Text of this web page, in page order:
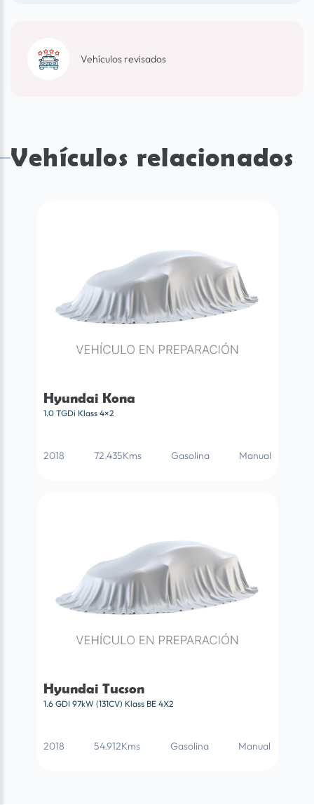
Vehículos revisados
Vehículos relacionados
Hyundai Kona
1.0 TGDi Klass 4×2
2018 72.435Kms Gasolina Manual
Hyundai Tucson
1.6 GDI 97kW (131CV) Klass BE 4X2
2018 54.912Kms Gasolina Manual